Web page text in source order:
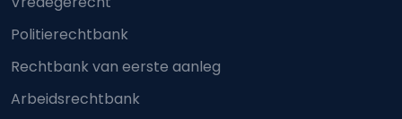
Politierechtbank
Rechtbank van eerste aanleg
Arbeidsrechtbank